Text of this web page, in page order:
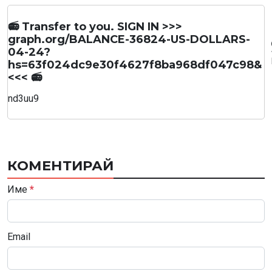
📻 Transfer to you. SIGN IN >>>
graph.org/BALANCE-36824-US-DOLLARS-
04-24?
hs=63f024dc9e30f4627f8ba968df047c98&
<<< 📻
nd3uu9
КОМЕНТИРАЙ
Име *
Email